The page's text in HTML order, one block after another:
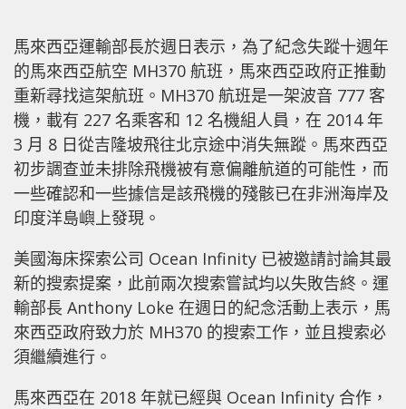
馬來西亞運輸部長於週日表示，為了紀念失蹤十週年
的馬來西亞航空 MH370 航班，馬來西亞政府正推動
重新尋找這架航班。MH370 航班是一架波音 777 客
機，載有 227 名乘客和 12 名機組人員，在 2014 年
3 月 8 日從吉隆坡飛往北京途中消失無蹤。馬來西亞
初步調查並未排除飛機被有意偏離航道的可能性，而
一些確認和一些據信是該飛機的殘骸已在非洲海岸及
印度洋島嶼上發現。
美國海床探索公司 Ocean Infinity 已被邀請討論其最
新的搜索提案，此前兩次搜索嘗試均以失敗告終。運
輸部長 Anthony Loke 在週日的紀念活動上表示，馬
來西亞政府致力於 MH370 的搜索工作，並且搜索必
須繼續進行。
馬來西亞在 2018 年就已經與 Ocean Infinity 合作，